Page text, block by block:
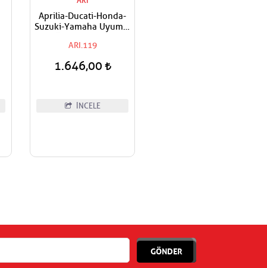
Aprilia-Ducati-Honda-
Suzuki-Yamaha Uyumlu
Keçesi
ARI.119
1.646,00
İNCELE
GÖNDER